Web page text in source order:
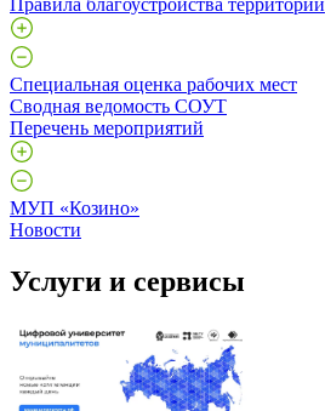
Специальная оценка рабочих мест
Сводная ведомость СОУТ
Перечень мероприятий
МУП «Козино»
Новости
Услуги и сервисы